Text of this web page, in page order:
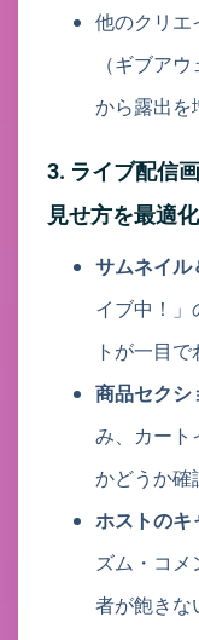
他のクリエ
（ギブア
から露出を
3. ライブ配信
見せ方を最適
サムネイル
イブ中！」
トが一目
商品セクシ
み、カート
かどうか確
ホストのキ
ズム・コ
者が飽きな